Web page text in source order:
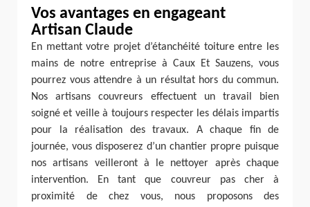
Vos avantages en engageant
Artisan Claude
En mettant votre projet d’étanchéité toiture entre les
mains de notre entreprise à Caux Et Sauzens, vous
pourrez vous attendre à un résultat hors du commun.
Nos artisans couvreurs effectuent un travail bien
soigné et veille à toujours respecter les délais impartis
pour la réalisation des travaux. A chaque fin de
journée, vous disposerez d’un chantier propre puisque
nos artisans veilleront à le nettoyer après chaque
intervention. En tant que couvreur pas cher à
proximité de chez vous, nous proposons des